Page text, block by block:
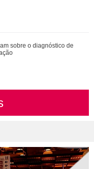
Acelerado nesta
sobre o diagnóstico de